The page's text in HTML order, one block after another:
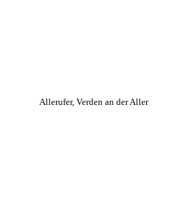
Allerufer, Verden an der Aller